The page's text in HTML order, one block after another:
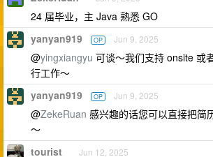
24 届毕业，主 Java 熟悉 GO
yanyan919 OP Jun 9, 2025
@yingxiangyu 可谈～我们支持 onsite 或
行工作～
yanyan919 OP Jun 9, 2025
@ZekeRuan 感兴趣的话您可以直接把简
～
tourist Jun 12, 2025